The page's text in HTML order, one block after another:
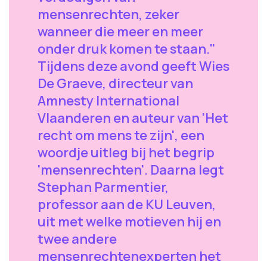
mensenrechten, zeker
wanneer die meer en meer
onder druk komen te staan."
Tijdens deze avond geeft Wies
De Graeve, directeur van
Amnesty International
Vlaanderen en auteur van 'Het
recht om mens te zijn', een
woordje uitleg bij het begrip
'mensenrechten'. Daarna legt
Stephan Parmentier,
professor aan de KU Leuven,
uit met welke motieven hij en
twee andere
mensenrechtenexperten het